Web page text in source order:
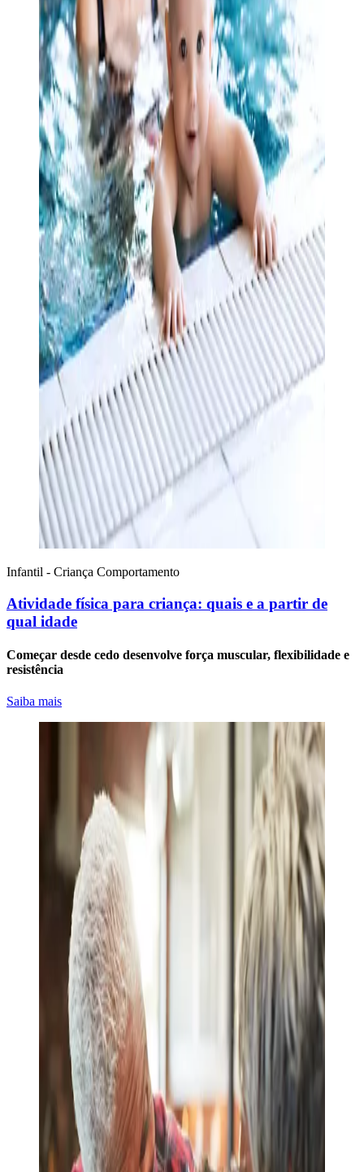
Infantil - Criança Comportamento
Atividade física para criança: quais e a partir de
qual idade
Começar desde cedo desenvolve força muscular, flexibilidade e
resistência
Saiba mais